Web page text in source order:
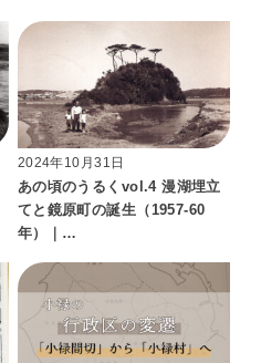
2024年10月31日
あの頃のうるくvol.4 漫湖埋立
てと鏡原町の誕生（1957-60
年）｜…